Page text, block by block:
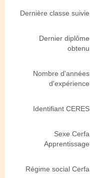
Dernière classe suivie
Dernier diplôme
obtenu
Nombre d'années
d'expérience
Identifiant CERES
Sexe Cerfa
Apprentissage
Régime social Cerfa